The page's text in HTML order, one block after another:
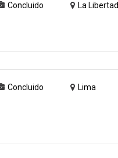
Concluido La Libertad
Concluido Lima